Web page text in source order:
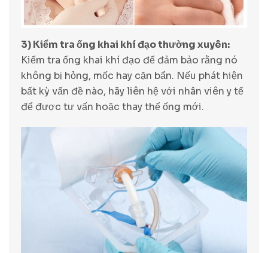
3) Kiểm tra ống khai khí đạo thường xuyên:
Kiểm tra ống khai khí đạo để đảm bảo rằng nó
không bị hỏng, mốc hay cặn bẩn. Nếu phát hiện
bất kỳ vấn đề nào, hãy liên hệ với nhân viên y tế
để được tư vấn hoặc thay thế ống mới.